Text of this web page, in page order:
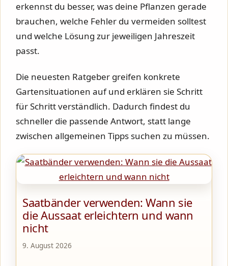
erkennst du besser, was deine Pflanzen gerade
brauchen, welche Fehler du vermeiden solltest
und welche Lösung zur jeweiligen Jahreszeit
passt.
Die neuesten Ratgeber greifen konkrete
Gartensituationen auf und erklären sie Schritt
für Schritt verständlich. Dadurch findest du
schneller die passende Antwort, statt lange
zwischen allgemeinen Tipps suchen zu müssen.
Saatbänder verwenden: Wann sie
die Aussaat erleichtern und wann
nicht
9. August 2026